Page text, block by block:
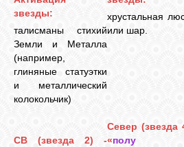
звезды:
талисманы стихий
Земли и Металла
(например,
глиняные статуэтки
и металлический
колокольчик)
хрустальная
или шар.
СВ (звезда 2) -
Север (звезда
«полу